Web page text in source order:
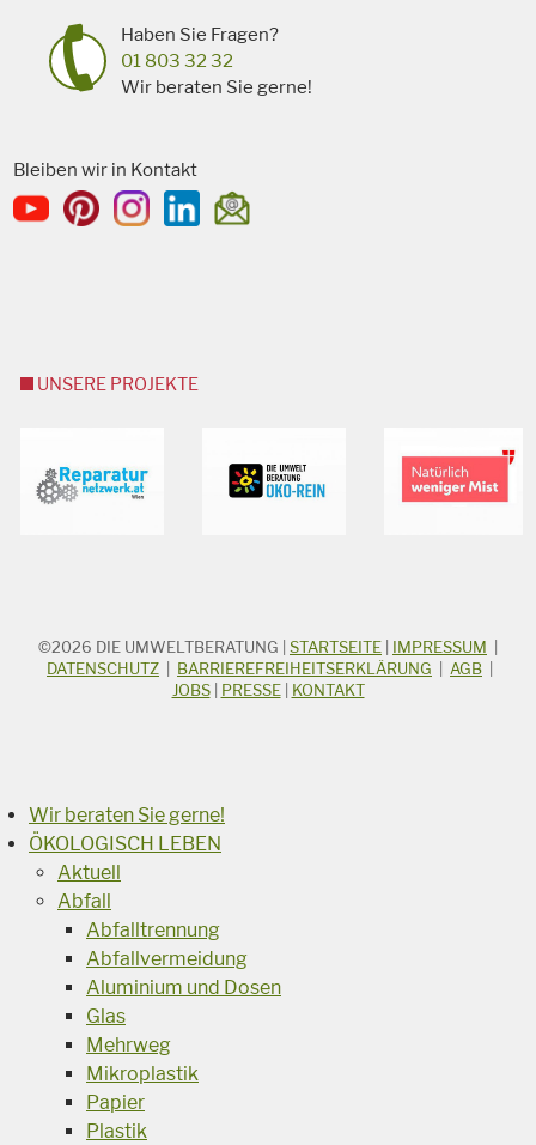
Haben Sie Fragen?
01 803 32 32
Wir beraten Sie gerne!
Bleiben wir in Kontakt
UNSERE PROJEKTE
STICHWORTSUCHE
Suchbegriff
©2026 DIE UMWELTBERATUNG STARTSEITE IMPRESSUM
DATENSCHUTZ
BARRIEREFREIHEITSERKLÄRUNG AGB
JOBS| PRESSE| KONTAKT
Wir beraten Sie gerne!
ÖKOLOGISCH LEBEN
Aktuell
Abfall
Abfalltrennung
Abfallvermeidung
Aluminium und Dosen
Glas
Mehrweg
Mikroplastik
Papier
Plastik